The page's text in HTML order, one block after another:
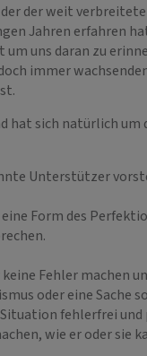
der weit
Jahren erfahren
uns daran zu
immer
hat sich natürlich
Unterstützer
Form des
Fehler machen
oder eine Sache
fehlerfrei
wie er oder sie